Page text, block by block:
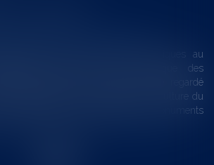
ACTUALITÉS
monuments historiques
des monuments historiques au
économique et touristique des
historique a longtemps été regardé
rapport que la commission de la culture du
juillet 2026, à la gestion des monuments
aussi une ressour...